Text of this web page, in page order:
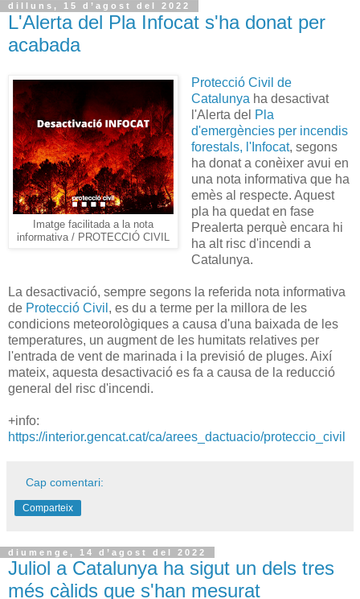
dilluns, 15 d’agost del 2022
L'Alerta del Pla Infocat s'ha donat per
acabada
Imatge facilitada a la nota
informativa / PROTECCIÓ CIVIL
Protecció Civil de
Catalunya ha desactivat
l'Alerta del Pla
d'emergències per incendis
forestals, l'Infocat, segons
ha donat a conèixer avui en
una nota informativa que ha
emès al respecte. Aquest
pla ha quedat en fase
Prealerta perquè encara hi
ha alt risc d'incendi a
Catalunya.
La desactivació, sempre segons la referida nota informativa
de Protecció Civil , es du a terme per la millora de les
condicions meteorològiques a causa d'una baixada de les
temperatures, un augment de les humitats relatives per
l'entrada de vent de marinada i la previsió de pluges. Així
mateix, aquesta desactivació es fa a causa de la reducció
general del risc d'incendi.
+info:
https://interior.gencat.cat/ca/arees_dactuacio/proteccio_civil
Cap comentari:
Comparteix
diumenge, 14 d’agost del 2022
Juliol a Catalunya ha sigut un dels tres
més càlids que s'han mesurat